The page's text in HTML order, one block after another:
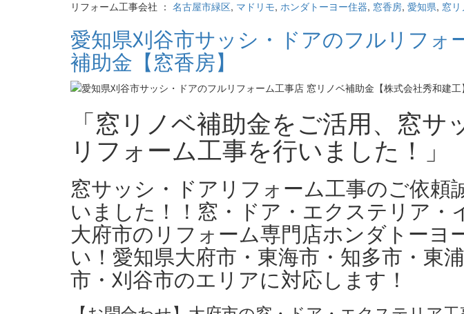
リフォーム工事会社 ： 名古屋市緑区, マドリモ, ホンダトーヨー住器, 窓香房, 愛知県, 窓
愛知県刈谷市サッシ・ドアのフルリフォ
補助金【窓香房】
「窓リノベ補助金をご活用、窓
リフォーム工事を行いました！」
窓サッシ・ドアリフォーム工事のご依頼
いました！！窓・ドア・エクステリア・
大府市のリフォーム専門店ホンダトーヨ
い！愛知県大府市・東海市・知多市・東
市・刈谷市のエリアに対応します！